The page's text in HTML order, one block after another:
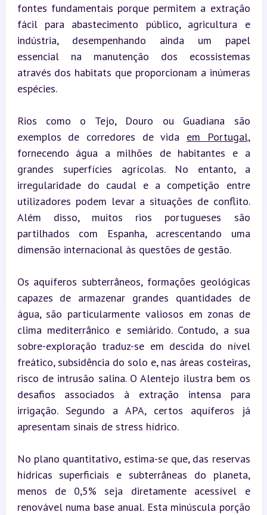
fontes fundamentais porque permitem a extração
fácil para abastecimento público, agricultura e
indústria, desempenhando ainda um papel
essencial na manutenção dos ecossistemas
através dos habitats que proporcionam a inúmeras
espécies.
Rios como o Tejo, Douro ou Guadiana são
exemplos de corredores de vida em Portugal,
fornecendo água a milhões de habitantes e a
grandes superfícies agrícolas. No entanto, a
irregularidade do caudal e a competição entre
utilizadores podem levar a situações de conflito.
Além disso, muitos rios portugueses são
partilhados com Espanha, acrescentando uma
dimensão internacional às questões de gestão.
Os aquíferos subterrâneos, formações geológicas
capazes de armazenar grandes quantidades de
água, são particularmente valiosos em zonas de
clima mediterrânico e semiárido. Contudo, a sua
sobre-exploração traduz-se em descida do nível
freático, subsidência do solo e, nas áreas costeiras,
risco de intrusão salina. O Alentejo ilustra bem os
desafios associados à extração intensa para
irrigação. Segundo a APA, certos aquíferos já
apresentam sinais de stress hídrico.
No plano quantitativo, estima-se que, das reservas
hídricas superficiais e subterrâneas do planeta,
menos de 0,5% seja diretamente acessível e
renovável numa base anual. Esta minúscula porção